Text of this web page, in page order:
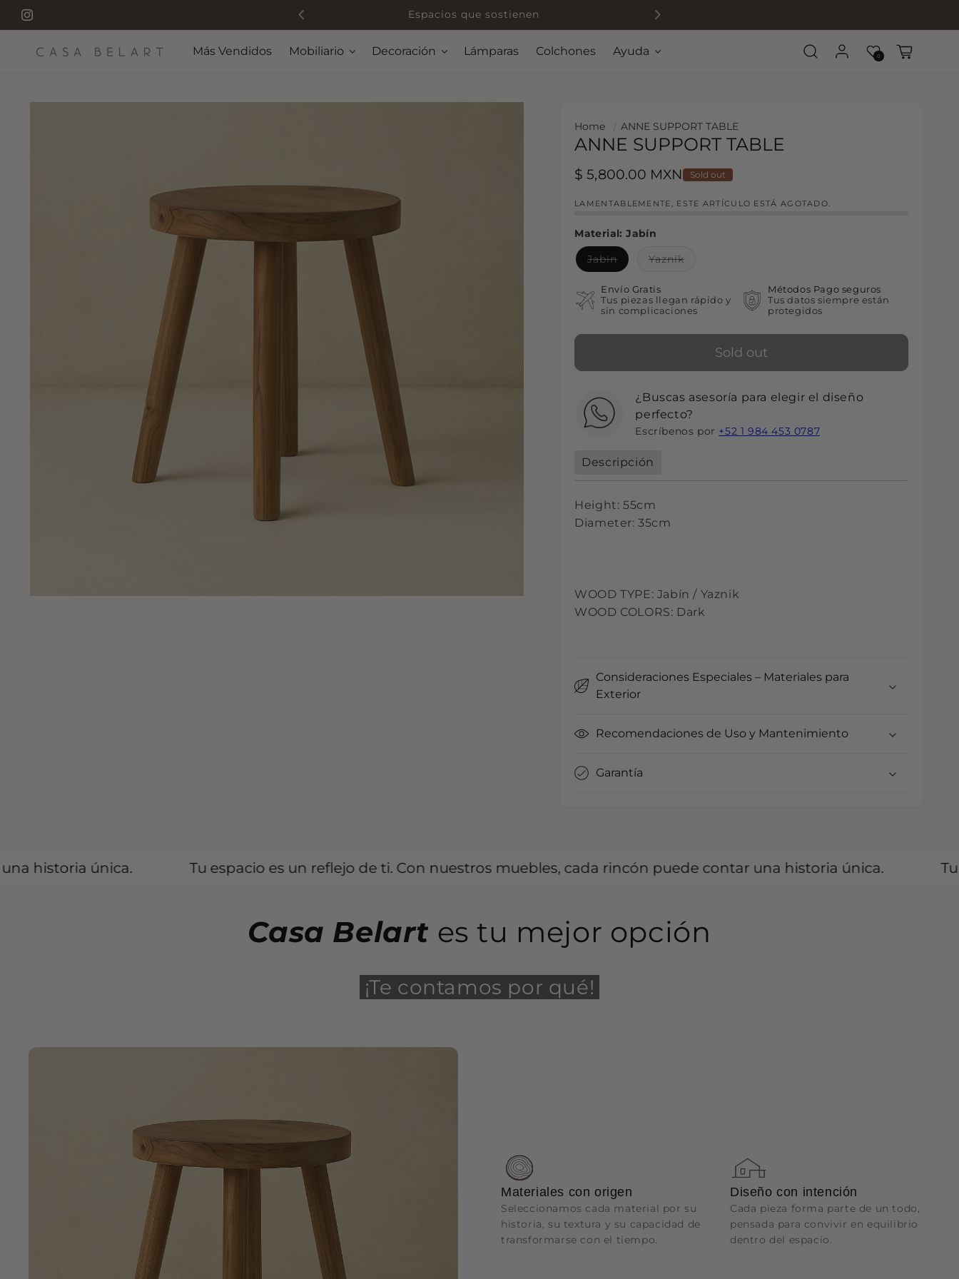
Instagram
Manos, madera y tiempo: el origen de cada pieza.
Más Vendidos Mobiliario Decoración Lámparas Colchones Ayuda Log in Wishlist
0 Cart
Home ANNE SUPPORT TABLE
ANNE SUPPORT TABLE
Regular price
$ 5,800.00 MXN Sold out
LAMENTABLEMENTE, ESTE ARTÍCULO ESTÁ AGOTADO.
Material:Jabín
Jabín
Variant sold out or unavailable
Yaznik
Envío Gratis
Tus piezas llegan rápido y
sin complicaciones
Métodos Pago seguros
Tus datos siempre están
protegidos
Sold out
¿Buscas asesoría para elegir el diseño
perfecto?
Escríbenos por +52 1 984 453 0787
Descripción
Height: 55cm
Diameter: 35cm
WOOD TYPE: Jabín / Yaznik
WOOD COLORS: Dark
Consideraciones Especiales – Materiales para
Exterior
Recomendaciones de Uso y Mantenimiento
Garantía
Tu espacio es un reflejo de ti. Con nuestros muebles, cada rincón puede contar una historia única. Tu espacio es
Casa Belart es tu mejor opción
¡Te contamos por qué!
Materiales con origen
Seleccionamos cada material por su
historia, su textura y su capacidad de
transformarse con el tiempo.
Diseño con intención
Cada pieza forma parte de un todo,
pensada para convivir en equilibrio
dentro del espacio.